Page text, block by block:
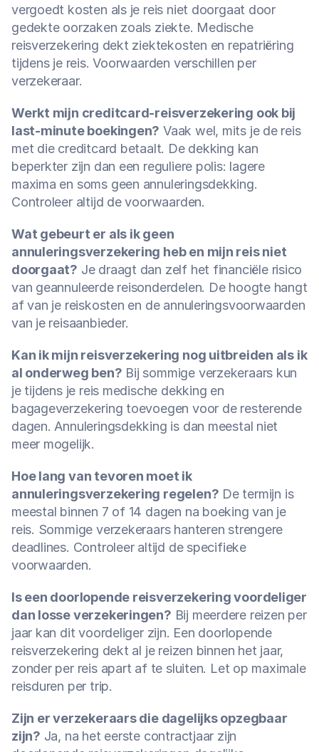
vergoedt kosten als je reis niet doorgaat door
gedekte oorzaken zoals ziekte. Medische
reisverzekering dekt ziektekosten en repatriëring
tijdens je reis. Voorwaarden verschillen per
verzekeraar.
Werkt mijn creditcard-reisverzekering ook bij
last-minute boekingen? Vaak wel, mits je de reis
met die creditcard betaalt. De dekking kan
beperkter zijn dan een reguliere polis: lagere
maxima en soms geen annuleringsdekking.
Controleer altijd de voorwaarden.
Wat gebeurt er als ik geen
annuleringsverzekering heb en mijn reis niet
doorgaat? Je draagt dan zelf het financiële risico
van geannuleerde reisonderdelen. De hoogte hangt
af van je reiskosten en de annuleringsvoorwaarden
van je reisaanbieder.
Kan ik mijn reisverzekering nog uitbreiden als ik
al onderweg ben? Bij sommige verzekeraars kun
je tijdens je reis medische dekking en
bagageverzekering toevoegen voor de resterende
dagen. Annuleringsdekking is dan meestal niet
meer mogelijk.
Hoe lang van tevoren moet ik
annuleringsverzekering regelen? De termijn is
meestal binnen 7 of 14 dagen na boeking van je
reis. Sommige verzekeraars hanteren strengere
deadlines. Controleer altijd de specifieke
voorwaarden.
Is een doorlopende reisverzekering voordeliger
dan losse verzekeringen? Bij meerdere reizen per
jaar kan dit voordeliger zijn. Een doorlopende
reisverzekering dekt al je reizen binnen het jaar,
zonder per reis apart af te sluiten. Let op maximale
reisduren per trip.
Zijn er verzekeraars die dagelijks opzegbaar
zijn? Ja, na het eerste contractjaar zijn